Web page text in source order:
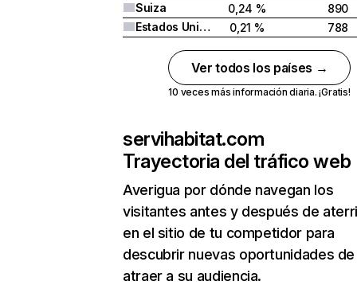
Suiza
0,24 %
890
Estados Unidos
0,21 % 788
Ver todos los países →
10 veces más información diaria. ¡Gratis!
servihabitat.com
Trayectoria del tráfico web
Averigua por dónde navegan los
visitantes antes y después de
en el sitio de tu competidor para
descubrir nuevas oportunidades de
atraer a su audiencia.